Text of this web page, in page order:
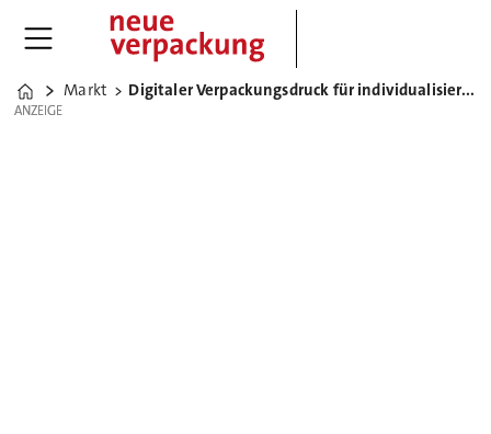
Home
Markt Digitaler Verpackungsdruck für individualisierte Etiketten
ANZEIGE
ANZEIGE